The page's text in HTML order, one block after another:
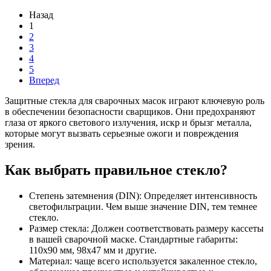
Назад
1
2
3
4
5
Вперед
Защитные стекла для сварочных масок играют ключевую роль
в обеспечении безопасности сварщиков. Они предохраняют
глаза от яркого светового излучения, искр и брызг металла,
которые могут вызвать серьезные ожоги и повреждения
зрения.
Как выбрать правильное стекло?
Степень затемнения (DIN): Определяет интенсивность
светофильтрации. Чем выше значение DIN, тем темнее
стекло.
Размер стекла: Должен соответствовать размеру кассеты
в вашей сварочной маске. Стандартные габариты:
110x90 мм, 98x47 мм и другие.
Материал: чаще всего используется закаленное стекло,